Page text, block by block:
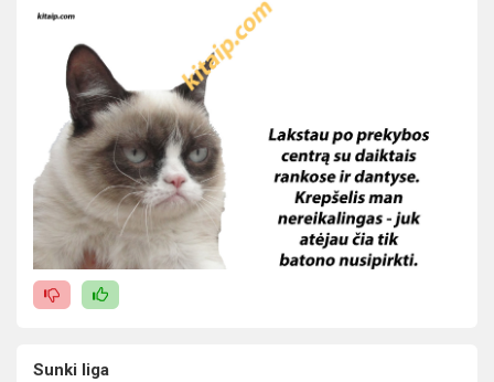
Sunki liga